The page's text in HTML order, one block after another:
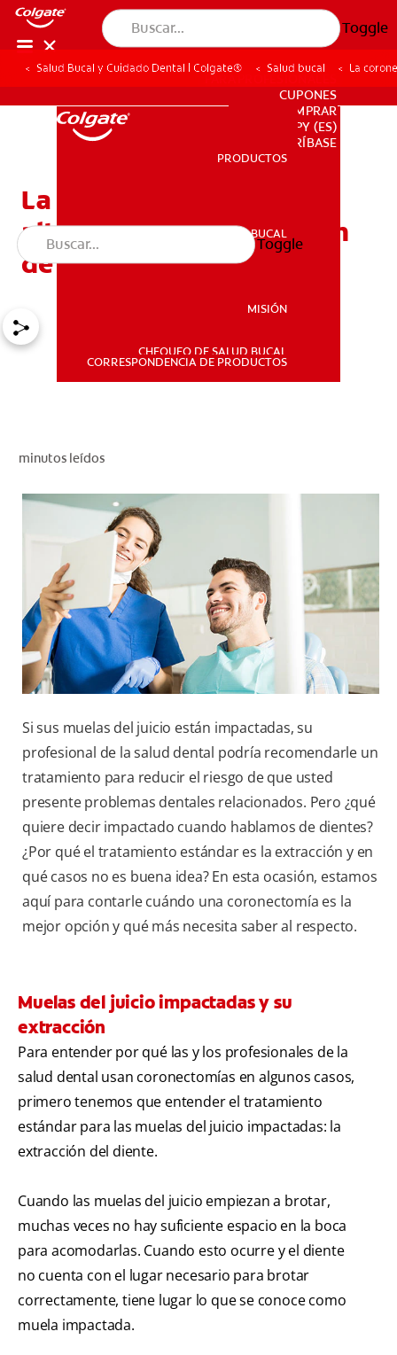
Toggle
PRODUCTOS
SALUD BUCAL
DONDE COMPRAR
SUSCRÍBASE
PARA PROFESIONALES
CUPONES
DONDE COMPRAR
PY (ES)
SUSCRÍBASE
PRODUCTOS
SALUD BUCAL
MISIÓN
CHEQUEO DE SALUD BUCAL
CORRESPONDENCIA DE PRODUCTOS
Toggle
Salud Bucal y Cuidado Dental | Colgate® Salud bucal La
La coronectomía: Una
alternativa a la extracción
de las muelas del juicio
minutos leídos
Si sus muelas del juicio están impactadas, su
profesional de la salud dental podría recomendarle un
tratamiento para reducir el riesgo de que usted
presente problemas dentales relacionados. Pero ¿qué
quiere decir impactado cuando hablamos de dientes?
¿Por qué el tratamiento estándar es la extracción y en
qué casos no es buena idea? En esta ocasión, estamos
aquí para contarle cuándo una coronectomía es la
mejor opción y qué más necesita saber al respecto.
Muelas del juicio impactadas y su
extracción
Para entender por qué las y los profesionales de la
salud dental usan coronectomías en algunos casos,
primero tenemos que entender el tratamiento
estándar para las muelas del juicio impactadas: la
extracción del diente.
Cuando las muelas del juicio empiezan a brotar,
muchas veces no hay suficiente espacio en la boca
para acomodarlas. Cuando esto ocurre y el diente
no cuenta con el lugar necesario para brotar
correctamente, tiene lugar lo que se conoce como
muela impactada.